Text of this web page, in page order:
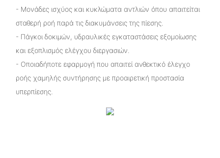
- Μονάδες ισχύος και κυκλώματα αντλιών όπου απαιτείται
σταθερή ροή παρά τις διακυμάνσεις της πίεσης.
- Πάγκοι δοκιμών, υδραυλικές εγκαταστάσεις εξομοίωσης
και εξοπλισμός ελέγχου διεργασιών.
- Οποιαδήποτε εφαρμογή που απαιτεί ανθεκτικό έλεγχο
ροής χαμηλής συντήρησης με προαιρετική προστασία
υπερπίεσης.